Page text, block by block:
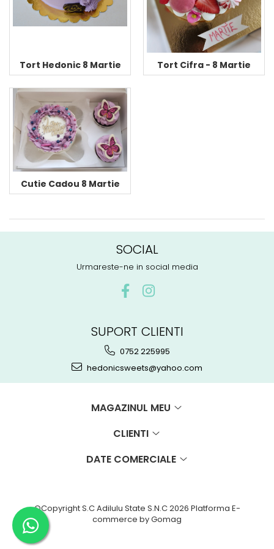
Tort Hedonic 8 Martie Tort Cifra - 8 Martie
Cutie Cadou 8 Martie
SOCIAL
Urmareste-ne in social media
SUPORT CLIENTI
0752 225995
hedonicsweets@yahoo.com
MAGAZINUL MEU
CLIENTI
DATE COMERCIALE
©Copyright S.C Adilulu State S.N.C 2026 Platforma E-
commerce by Gomag